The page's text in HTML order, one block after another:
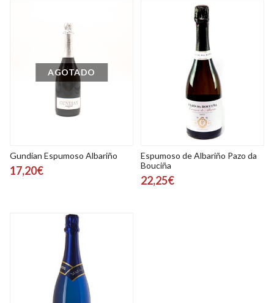
AGOTADO
Gundian Espumoso Albariño
17,20€
Espumoso de Albariño Pazo da
Bouciña
22,25€